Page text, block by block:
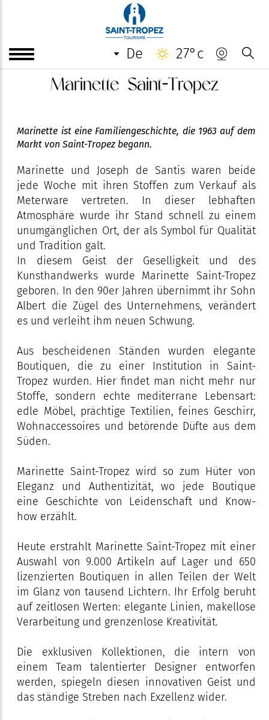
de 27°c
Marinette Saint-Tropez
Marinette ist eine Familiengeschichte, die 1963 auf dem
Markt von Saint-Tropez begann.
Marinette und Joseph de Santis waren beide
jede Woche mit ihren Stoffen zum Verkauf als
Meterware vertreten. In dieser lebhaften
Atmosphäre wurde ihr Stand schnell zu einem
unumgänglichen Ort, der als Symbol für Qualität
und Tradition galt.
In diesem Geist der Geselligkeit und des
Kunsthandwerks wurde Marinette Saint-Tropez
geboren. In den 90er Jahren übernimmt ihr Sohn
Albert die Zügel des Unternehmens, verändert
es und verleiht ihm neuen Schwung.
Aus bescheidenen Ständen wurden elegante
Boutiquen, die zu einer Institution in Saint-
Tropez wurden. Hier findet man nicht mehr nur
Stoffe, sondern echte mediterrane Lebensart:
edle Möbel, prächtige Textilien, feines Geschirr,
Wohnaccessoires und betörende Düfte aus dem
Süden.
Marinette Saint-Tropez wird so zum Hüter von
Eleganz und Authentizität, wo jede Boutique
eine Geschichte von Leidenschaft und Know-
how erzählt.
Heute erstrahlt Marinette Saint-Tropez mit einer
Auswahl von 9.000 Artikeln auf Lager und 650
lizenzierten Boutiquen in allen Teilen der Welt
im Glanz von tausend Lichtern. Ihr Erfolg beruht
auf zeitlosen Werten: elegante Linien, makellose
Verarbeitung und grenzenlose Kreativität.
Die exklusiven Kollektionen, die intern von
einem Team talentierter Designer entworfen
werden, spiegeln diesen innovativen Geist und
das ständige Streben nach Exzellenz wider.